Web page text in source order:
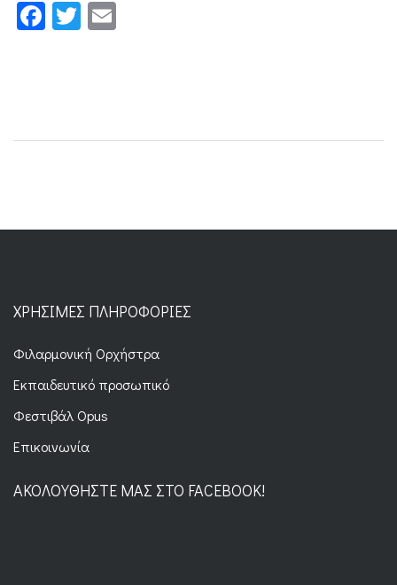
Facebook
Twitter
ΧΡΉΣΙΜΕΣ ΠΛΗΡΟΦΟΡΊΕΣ
Φιλαρμονική Ορχήστρα
Εκπαιδευτικό προσωπικό
Φεστιβάλ Opus
Επικοινωνία
ΑΚΟΛΟΥΘΉΣΤΕ ΜΑΣ ΣΤΟ FACEBOOK!